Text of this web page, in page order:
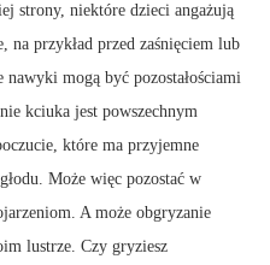
strony, niektóre dzieci angażują
na przykład przed zaśnięciem lub
mogą być pozostałościami
kciuka jest powszechnym
które ma przyjemne
Może więc pozostać w
A może obgryzanie
lustrze. Czy gryziesz